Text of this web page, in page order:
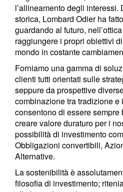
l’allineamento degli
storica, Lombard Odier ha
guardando al futuro,
raggiungere i propri obiettivi
mondo in costante
Forniamo una gamma di
clienti tutti orientati sulle
seppure da prospettive
combinazione tra tradizione e
consentono di essere
creare valore duraturo per i
possibilità di investimento
Obbligazioni convertibili,
Alternative.
La sostenibilità è
filosofia di investimento;